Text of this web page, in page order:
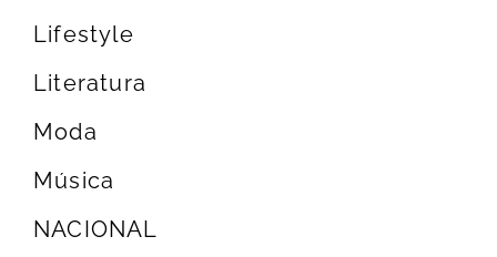
Lifestyle
Literatura
Moda
Música
NACIONAL